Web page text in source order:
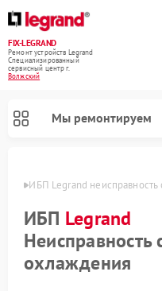
FIX-LEGRAND
Ремонт устройств Legrand
Специализированный
cервисный центр г.
Волжский
Мы ремонтируем
ИБП Legrand
ИБП Legrand
Неисправность
охлаждения